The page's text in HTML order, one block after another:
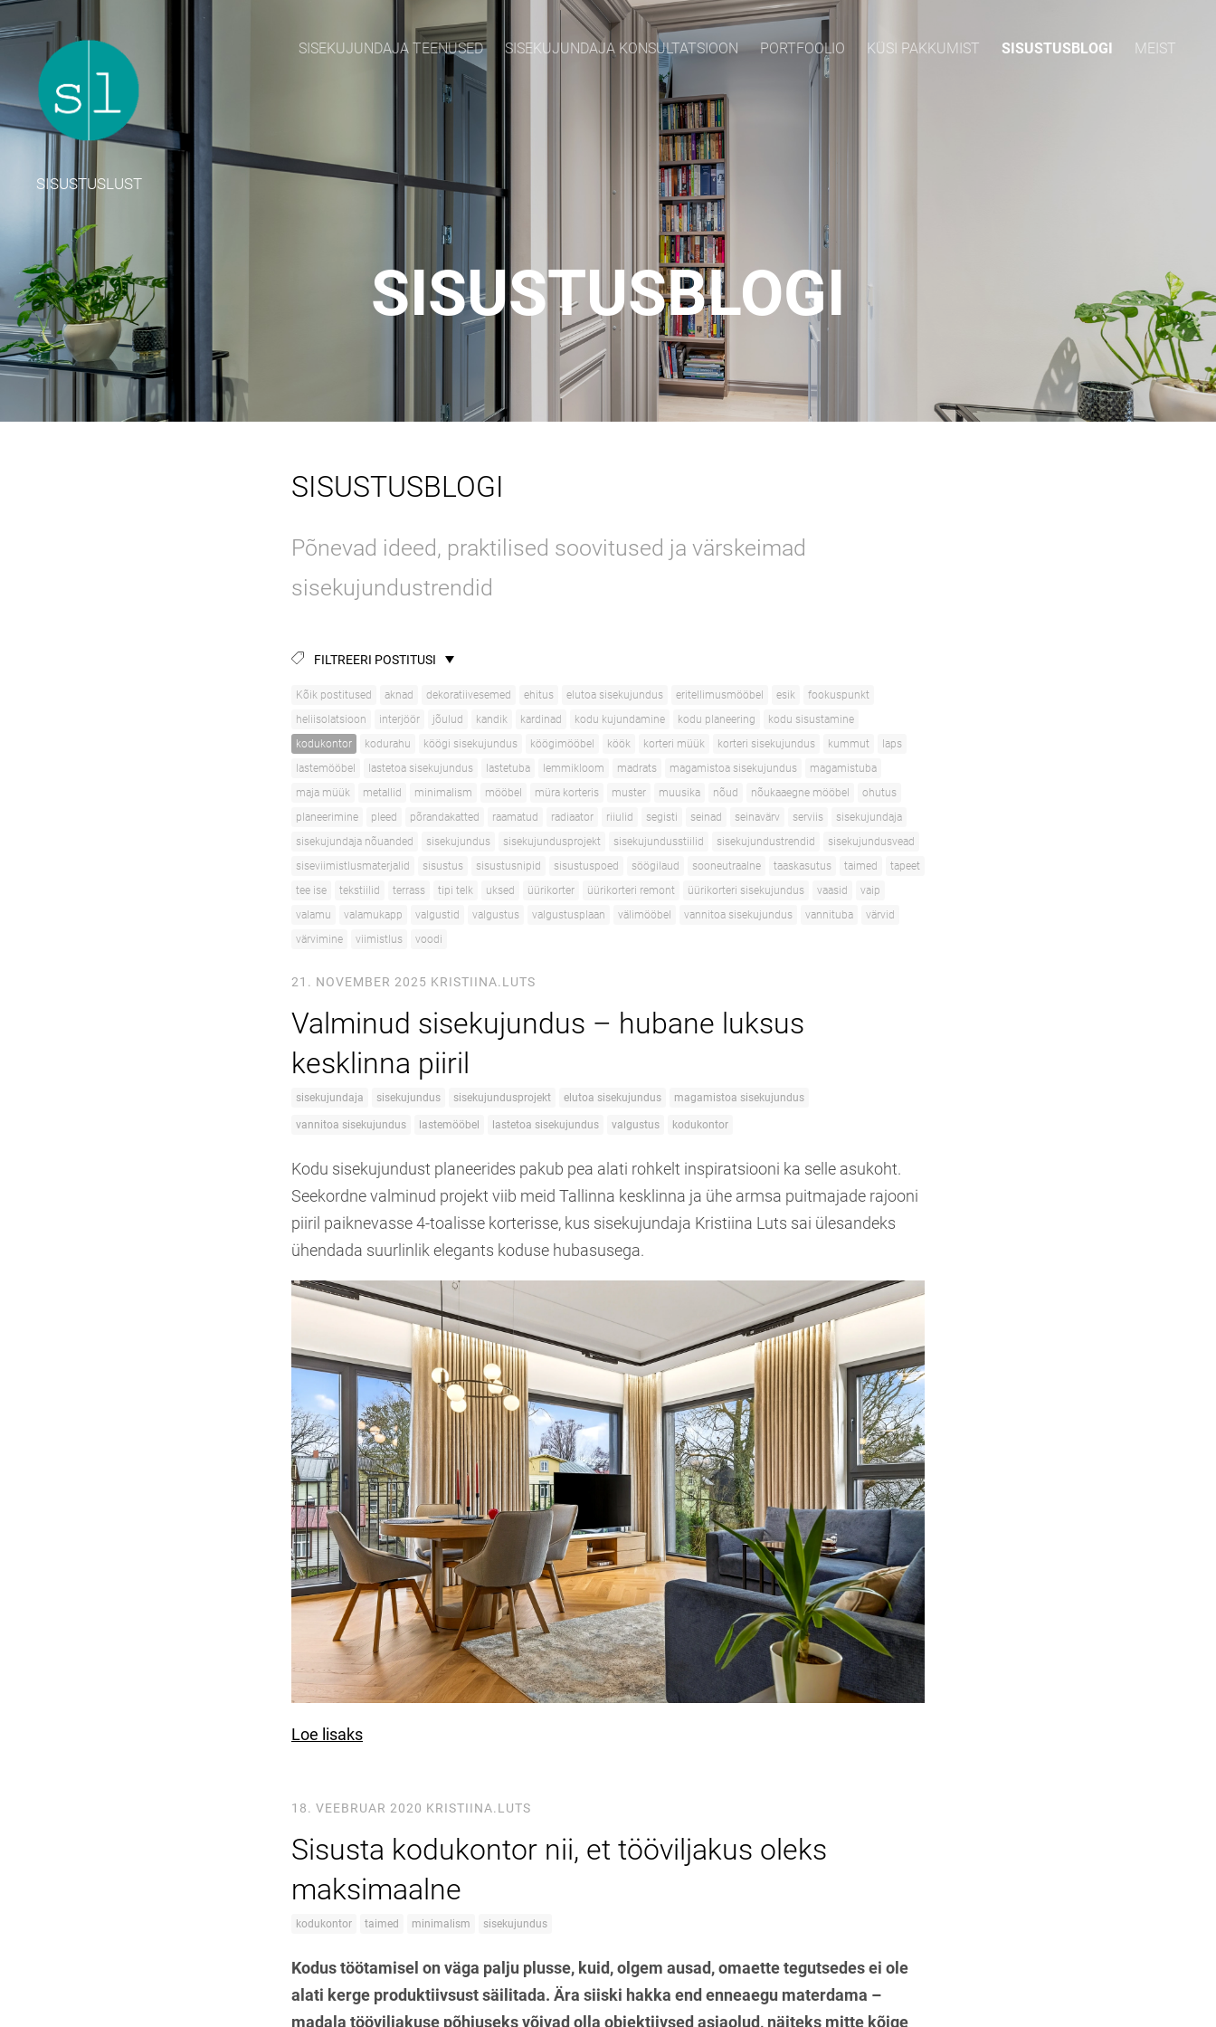
SISUSTUSLUST
SISEKUJUNDAJA TEENUSED SISEKUJUNDAJA KONSULTATSIOON PORTFOOLIO KÜSI PAKKUMIST SISUSTUSBLOGI MEIST
SISUSTUSBLOGI
SISUSTUSBLOGI
Põnevad ideed, praktilised soovitused ja värskeimad
sisekujundustrendid
FILTREERI POSTITUSI
Kõik postitused aknad dekoratiivesemed ehitus elutoa sisekujundus eritellimusmööbel esik
fookuspunkt
heliisolatsioon
interjöör jõulud kandik kardinad kodu kujundamine kodu planeering
kodu sisustamine
kodukontor
kodurahu köögi sisekujundus köögimööbel köök korteri müük korteri sisekujundus kummut
laps
lastemööbel
lastetoa sisekujundus lastetuba lemmikloom madrats magamistoa sisekujundus
magamistuba
maja müük
metallid minimalism mööbel müra korteris muster muusika nõud nõukaaegne mööbel
ohutus
planeerimine
pleed põrandakatted raamatud radiaator riiulid segisti seinad seinavärv serviis
sisekujundaja
sisekujundaja nõuanded
sisekujundus sisekujundusprojekt sisekujundusstiilid sisekujundustrendid
sisekujundusvead
siseviimistlusmaterjalid
sisustus sisustusnipid sisustuspoed söögilaud sooneutraalne taaskasutus taimed
tapeet
tee ise
tekstiilid terrass tipi telk uksed üürikorter üürikorteri remont üürikorteri sisekujundus vaasid
vaip
valamu
valamukapp valgustid valgustus valgustusplaan välimööbel vannitoa sisekujundus vannituba
värvid
värvimine
viimistlus voodi
21. NOVEMBER 2025 KRISTIINA.LUTS
Valminud sisekujundus – hubane luksus
kesklinna piiril
sisekujundaja sisekujundus sisekujundusprojekt elutoa sisekujundus magamistoa sisekujundus
vannitoa sisekujundus lastemööbel lastetoa sisekujundus valgustus kodukontor
Kodu sisekujundust planeerides pakub pea alati rohkelt inspiratsiooni ka selle asukoht.
Seekordne valminud projekt viib meid Tallinna kesklinna ja ühe armsa puitmajade rajooni
piiril paiknevasse 4-toalisse korterisse, kus sisekujundaja Kristiina Luts sai ülesandeks
ühendada suurlinlik elegants koduse hubasusega.
Loe lisaks
18. VEEBRUAR 2020 KRISTIINA.LUTS
Sisusta kodukontor nii, et tööviljakus oleks
maksimaalne
kodukontor taimed minimalism sisekujundus
Kodus töötamisel on väga palju plusse, kuid, olgem ausad, omaette tegutsedes ei ole
alati kerge produktiivsust säilitada. Ära siiski hakka end enneaegu materdama –
madala tööviljakuse põhjuseks võivad olla objektiivsed asjaolud, näiteks mitte kõige